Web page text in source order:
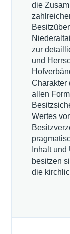
die
zur
und
Charakter
allen
Wertes
Inhalt
besitzen
die